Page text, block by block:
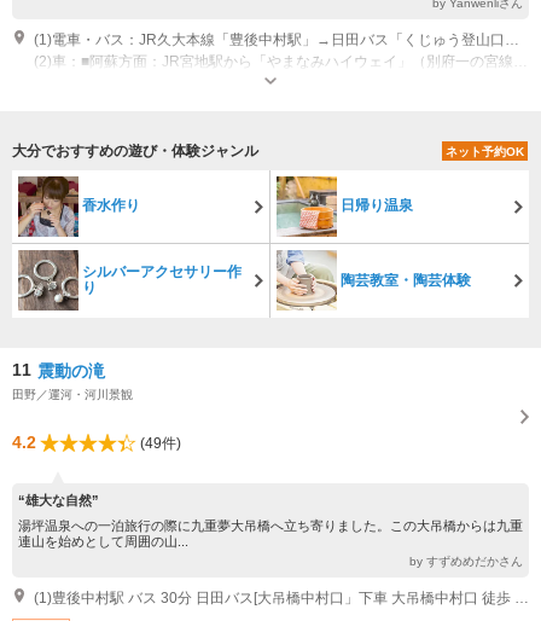
by Yanwenliさん
(1)電車・バス：JR久大本線「豊後中村駅」→日田バス「くじゅう登山口・牧ノ戸峠行き」バスで約50分→徒歩すぐ
大分でおすすめの遊び・体験ジャンル ネット予約OK
香水作り 日帰り温泉
シルバーアクセサリー作
り
陶芸教室・陶芸体験
11 震動の滝
田野／運河・河川景観
4.2 (49件)
“雄大な自然”
湯坪温泉への一泊旅行の際に九重夢大吊橋へ立ち寄りました。この大吊橋からは九重
連山を始めとして周囲の山...
by すずめめだかさん